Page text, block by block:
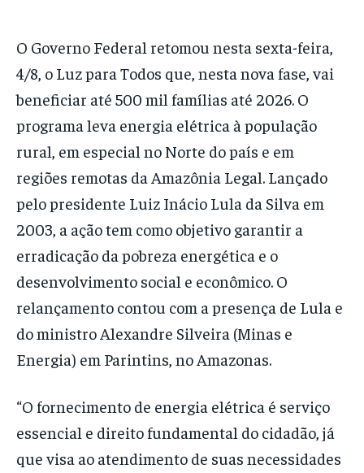
O Governo Federal retomou nesta sexta-feira,
4/8, o Luz para Todos que, nesta nova fase, vai
beneficiar até 500 mil famílias até 2026. O
programa leva energia elétrica à população
rural, em especial no Norte do país e em
regiões remotas da Amazônia Legal. Lançado
pelo presidente Luiz Inácio Lula da Silva em
2003, a ação tem como objetivo garantir a
erradicação da pobreza energética e o
desenvolvimento social e econômico. O
relançamento contou com a presença de Lula e
do ministro Alexandre Silveira (Minas e
Energia) em Parintins, no Amazonas.
“O fornecimento de energia elétrica é serviço
essencial e direito fundamental do cidadão, já
que visa ao atendimento de suas necessidades